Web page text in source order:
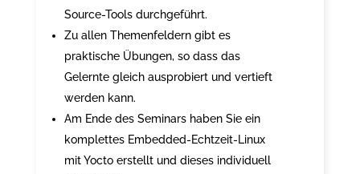
Source-Tools durchgeführt.
Zu allen Themenfeldern gibt es
praktische Übungen, so dass das
Gelernte gleich ausprobiert und vertieft
werden kann.
Am Ende des Seminars haben Sie ein
komplettes Embedded-Echtzeit-Linux
mit Yocto erstellt und dieses individuell